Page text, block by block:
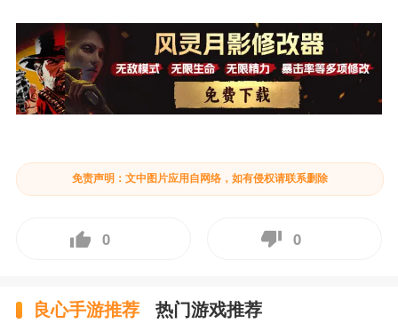
免责声明：文中图片应用自网络，如有侵权请联系删除
0 0
良心手游推荐 热门游戏推荐